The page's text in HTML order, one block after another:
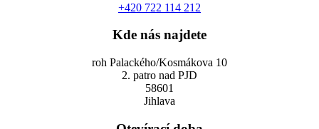
+420 722 114 212
Kde nás najdete
roh Palackého/Kosmákova 10
2. patro nad PJD
58601
Jihlava